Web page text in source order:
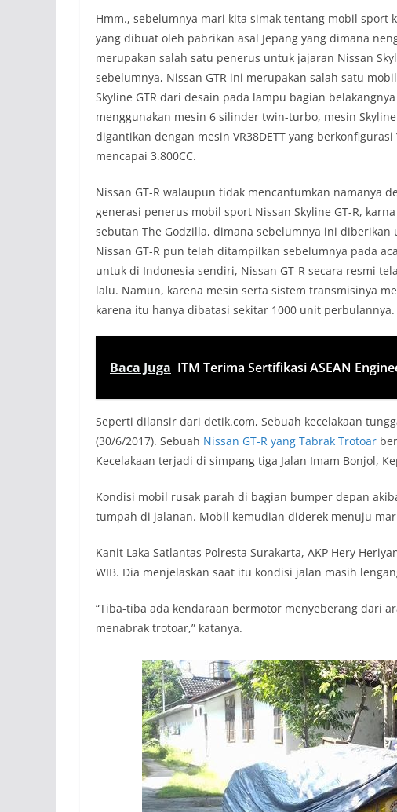
Hmm., sebelumnya mari kita simak tentang mobil sport
yang dibuat oleh pabrikan asal Jepang yang dimana
merupakan salah satu penerus untuk jajaran Nissan
sebelumnya, Nissan GTR ini merupakan salah satu
Skyline GTR dari desain pada lampu bagian
menggunakan mesin 6 silinder twin-turbo, mesin Skyline
digantikan dengan mesin VR38DETT yang
mencapai 3.800CC.
Nissan GT-R walaupun tidak mencantumkan namanya
generasi penerus mobil sport Nissan Skyline GT-R,
sebutan The Godzilla, dimana sebelumnya ini diberikan
Nissan GT-R pun telah ditampilkan sebelumnya pada
untuk di Indonesia sendiri, Nissan GT-R secara resmi
lalu. Namun, karena mesin serta sistem transmisinya
karena itu hanya dibatasi sekitar 1000 unit perbulannya.
Baca Juga ITM Terima Sertifikasi ASEAN
Seperti dilansir dari detik.com, Sebuah kecelakaan
(30/6/2017). Sebuah Nissan GT-R yang Tabrak Trotoar
Kecelakaan terjadi di simpang tiga Jalan Imam Bonjol,
Kondisi mobil rusak parah di bagian bumper depan
tumpah di jalanan. Mobil kemudian diderek menuju
Kanit Laka Satlantas Polresta Surakarta, AKP Hery
WIB. Dia menjelaskan saat itu kondisi jalan masih
“Tiba-tiba ada kendaraan bermotor menyeberang dari
menabrak trotoar,” katanya.